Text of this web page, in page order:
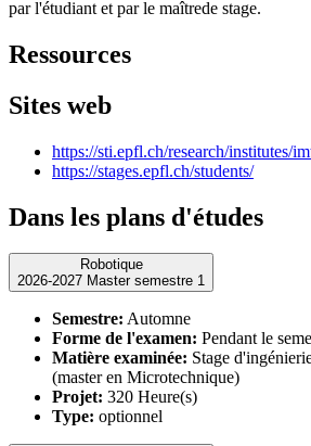
par l'étudiant et par le maîtrede stage.
Ressources
Sites web
https://sti.epfl.ch/research/institutes/
https://stages.epfl.ch/students/
Dans les plans d'études
Robotique
2026-2027 Master semestre 1
Semestre: Automne
Forme de l'examen: Pendant le
Matière examinée: Stage
(master en Microtechnique)
Projet: 320 Heure(s)
Type: optionnel